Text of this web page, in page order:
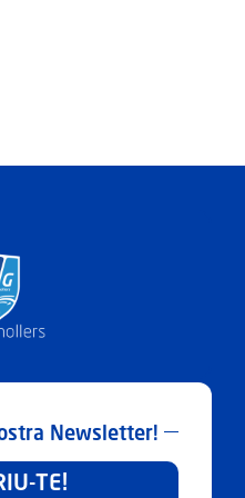
Newsletter!
TE!